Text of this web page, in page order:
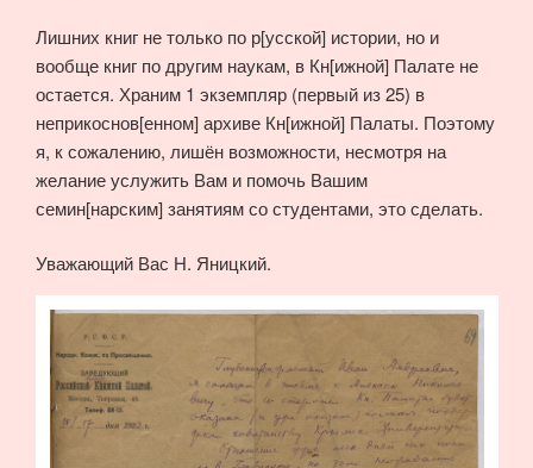
Лишних книг не только по р[усской] истории, но и
вообще книг по другим наукам, в Кн[ижной] Палате не
остается. Храним 1 экземпляр (первый из 25) в
неприкоснов[енном] архиве Кн[ижной] Палаты. Поэтому
я, к сожалению, лишён возможности, несмотря на
желание услужить Вам и помочь Вашим
семин[нарским] занятиям со студентами, это сделать.
Уважающий Вас Н. Яницкий.